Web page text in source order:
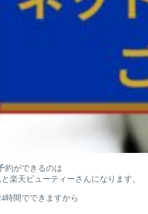
約ができるのは
と楽天ビューティーさんになります。
時間でできますから